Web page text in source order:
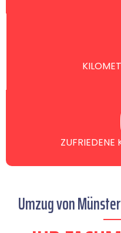
ZUFRIEDENE
Umzug von